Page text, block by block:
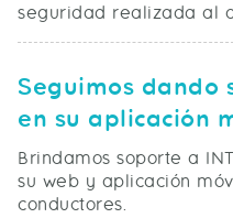
seguridad realizada al
Seguimos dando
en su aplicación
Brindamos soporte a
su web y aplicación
conductores.